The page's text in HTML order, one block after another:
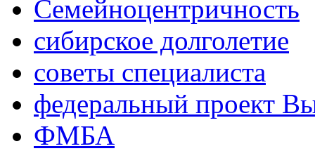
Семейноцентричность
сибирское долголетие
советы специалиста
федеральный проект
ФМБА